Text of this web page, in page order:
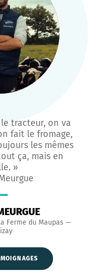
tracteur, on va
fait le fromage,
les mêmes
ça, mais en
»
Ferme du Maupas —